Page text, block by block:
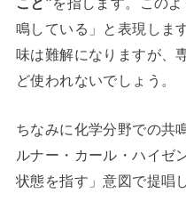
鳴している」と表現しま
味は難解になりますが、
ど使われないでしょう。
ちなみに化学分野での共
ルナー・カール・ハイゼ
状態を指す」意図で提唱